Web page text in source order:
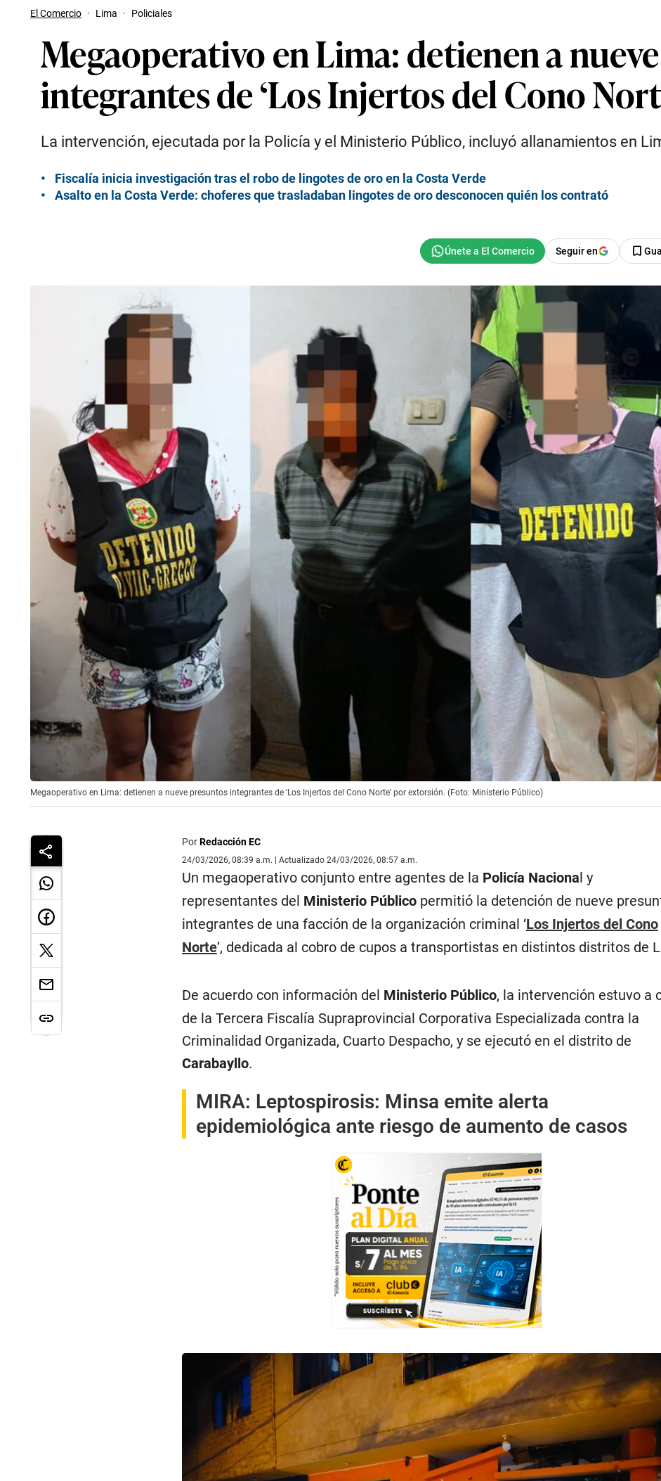
El Comercio · Lima · Policiales
Megaoperativo en Lima: detienen a
integrantes de ‘Los Injertos del Cono
La intervención, ejecutada por la Policía y el Ministerio Público, incluyó allanamientos en
Fiscalía inicia investigación tras el robo de lingotes de oro en la Costa Verde
Asalto en la Costa Verde: choferes que trasladaban lingotes de oro desconocen quién los contrató
Seguir en
Megaoperativo en Lima: detienen a nueve presuntos integrantes de ‘Los Injertos del Cono Norte’ por extorsión. (Foto: Ministerio Público)
PorRedacción EC
24/03/2026, 08:39 a.m. | Actualizado 24/03/2026, 08:57 a.m.
Un megaoperativo conjunto entre agentes de la Policía Naciona l y
representantes del Ministerio Públicopermitió la detención de nueve
integrantes de una facción de la organización criminal ‘Los Injertos del Cono
Norte’, dedicada al cobro de cupos a transportistas en distintos distritos de
De acuerdo con información del Ministerio Público, la intervención estuvo a
de la Tercera Fiscalía Supraprovincial Corporativa Especializada contra la
Criminalidad Organizada, Cuarto Despacho, y se ejecutó en el distrito de
Carabayllo.
MIRA: Leptospirosis: Minsa emite alerta
epidemiológica ante riesgo de aumento de casos